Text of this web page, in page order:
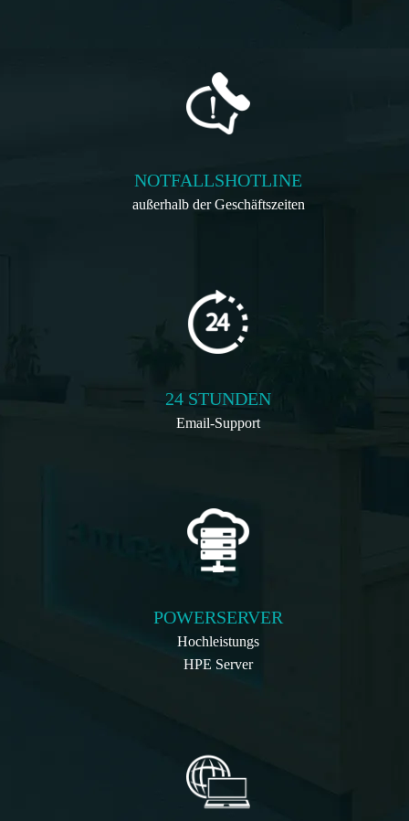
NOTFALLSHOTLINE
außerhalb der Geschäftszeiten
24 STUNDEN
Email-Support
POWERSERVER
Hochleistungs
HPE Server